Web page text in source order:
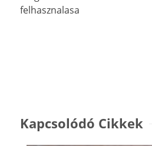
felhasznalasa
Kapcsolódó Cikkek